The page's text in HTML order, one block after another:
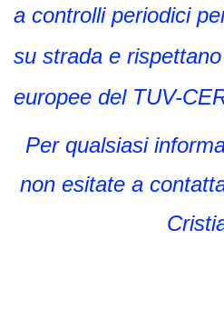
a controlli periodici
su strada e
europee del TUV-
Per qualsiasi
non esitate a